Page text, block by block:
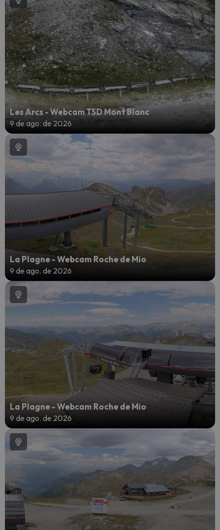
Les Arcs - Webcam TSD Mont Blanc
9 de ago. de 2026
La Plagne - Webcam Roche de Mio
9 de ago. de 2026
La Plagne - Webcam Roche de Mio
9 de ago. de 2026